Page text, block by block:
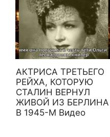
АКТРИСА ТРЕТЬЕГО
РЕЙХА, КОТОРУЮ
СТАЛИН ВЕРНУЛ
ЖИВОЙ ИЗ БЕРЛИНА
В 1945-М Видео